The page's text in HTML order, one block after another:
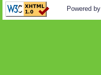
Powered by